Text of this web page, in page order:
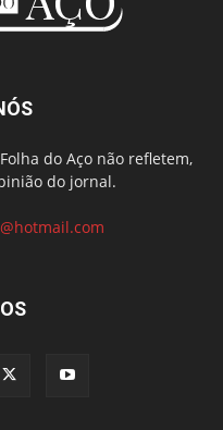
do Aço não refletem,
do jornal.